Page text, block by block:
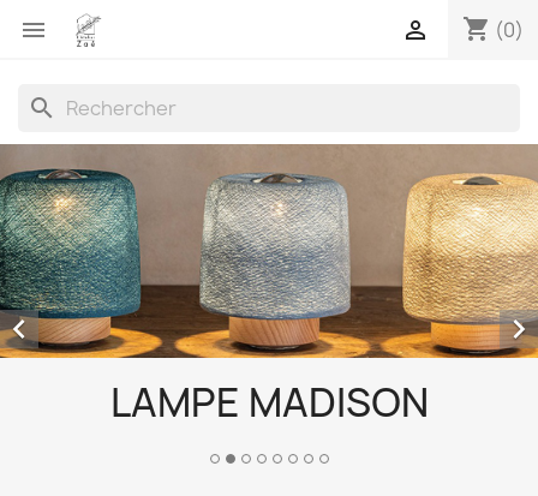
 shopping_cart (0)

search
LAMPE MADISON
 